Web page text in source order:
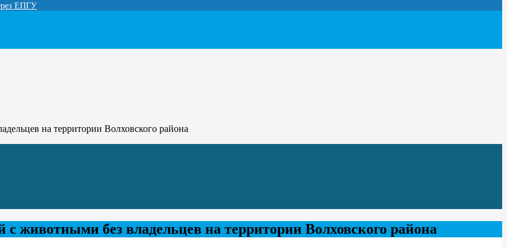
ЕПГУ
на территории Волховского района
животными без владельцев на территории Волховского района